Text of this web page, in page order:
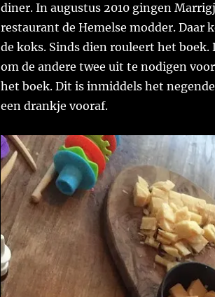
diner. In augustus 2010 gingen
restaurant de Hemelse modder. Daar
de koks. Sinds dien rouleert het
om de andere twee uit te nodigen
het boek. Dit is inmiddels het
een drankje vooraf.